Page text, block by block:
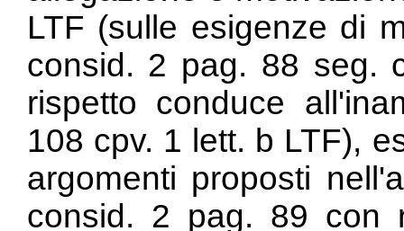
LTF (sulle esigenze di
consid. 2 pag. 88 seg.
rispetto conduce
108 cpv. 1 lett. b LTF),
argomenti proposti
consid. 2 pag. 89 con